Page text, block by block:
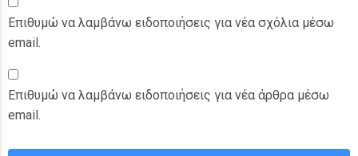
Επιθυμώ να λαμβάνω ειδοποιήσεις για νέα σχόλια μέσω
email.
Επιθυμώ να λαμβάνω ειδοποιήσεις για νέα άρθρα μέσω
email.